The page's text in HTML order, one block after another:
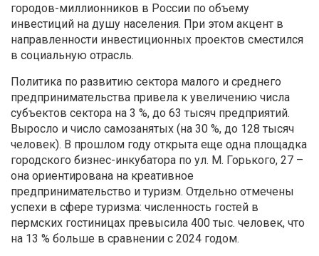
городов-миллионников в России по объему
инвестиций на душу населения. При этом акцент в
направленности инвестиционных проектов сместился
в социальную отрасль.
Политика по развитию сектора малого и среднего
предпринимательства привела к увеличению числа
субъектов сектора на 3 %, до 63 тысяч предприятий.
Выросло и число самозанятых (на 30 %, до 128 тысяч
человек). В прошлом году открыта еще одна площадка
городского бизнес-инкубатора по ул. М. Горького, 27 –
она ориентирована на креативное
предпринимательство и туризм. Отдельно отмечены
успехи в сфере туризма: численность гостей в
пермских гостиницах превысила 400 тыс. человек, что
на 13 % больше в сравнении с 2024 годом.